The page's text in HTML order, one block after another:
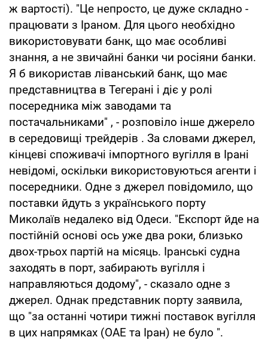
ж вартості). "Це непросто, це дуже складно -
працювати з Іраном. Для цього необхідно
використовувати банк, що має особливі
знання, а не звичайні банки чи росіяни банки.
Я б використав ліванський банк, що має
представництва в Тегерані і діє у ролі
посередника між заводами та
постачальниками" , - розповіло інше джерело
в середовищі трейдерів . За словами джерел,
кінцеві споживачі імпортного вугілля в Ірані
невідомі, оскільки використовуються агенти і
посередники. Одне з джерел повідомило, що
поставки йдуть з українського порту
Миколаїв недалеко від Одеси. "Експорт йде на
постійній основі ось уже два роки, близько
двох-трьох партій на місяць. Іранські судна
заходять в порт, забирають вугілля і
направляються додому", - сказало одне з
джерел. Однак представник порту заявила,
що "за останні чотири тижні поставок вугілля
в цих напрямках (ОАЕ та Іран) не було ".